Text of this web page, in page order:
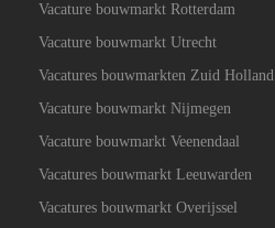
Vacature bouwmarkt Rotterdam
Vacature bouwmarkt Utrecht
Vacatures bouwmarkten Zuid Holland
Vacature bouwmarkt Nijmegen
Vacature bouwmarkt Veenendaal
Vacatures bouwmarkt Leeuwarden
Vacatures bouwmarkt Overijssel